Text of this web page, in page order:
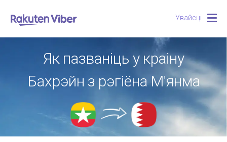
Увайсці
Як пазваніць у краіну
Бахрэйн з рэгіёна М'янма